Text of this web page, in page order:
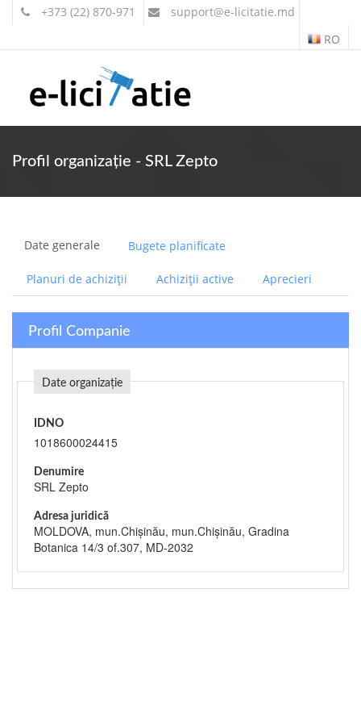
+373 (22) 870-971 support@e-licitatie.md
RO
Profil organizație - SRL Zepto
Date generale Bugete planificate
Planuri de achiziții Achiziții active Aprecieri
Profil Companie
Date organizație
IDNO
1018600024415
Denumire
SRL Zepto
Adresa juridică
MOLDOVA, mun.Chişinău, mun.Chişinău, Gradina
Botanica 14/3 of.307, MD-2032